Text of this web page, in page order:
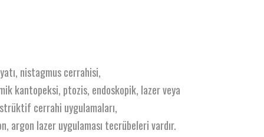
nistagmus cerrahisi,
kantopeksi, ptozis, endoskopik, lazer veya
cerrahi uygulamaları,
argon lazer uygulaması tecrübeleri vardır.